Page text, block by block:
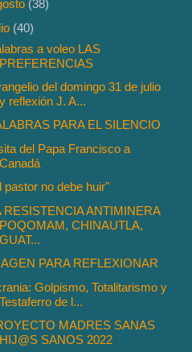
(38)
(40)
a voleo LAS
PREFERENCIAS
del domingo 31 de julio
y reflexión J. A...
PARA EL SILENCIO
del Papa Francisco a
Canadá
pastor no debe huir"
RESISTENCIA ANTIMINERA
POQOMAM, CHINAUTLA,
GUAT...
PARA REFLEXIONAR
Golpismo, Totalitarismo y
Testaferro de l...
MADRES SANAS
HIJ@S SANOS 2022